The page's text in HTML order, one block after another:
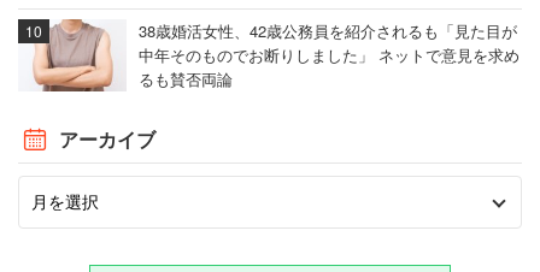
38歳婚活女性、42歳公務員を紹介されるも「見た目が
中年そのものでお断りしました」 ネットで意見を求め
るも賛否両論
アーカイブ